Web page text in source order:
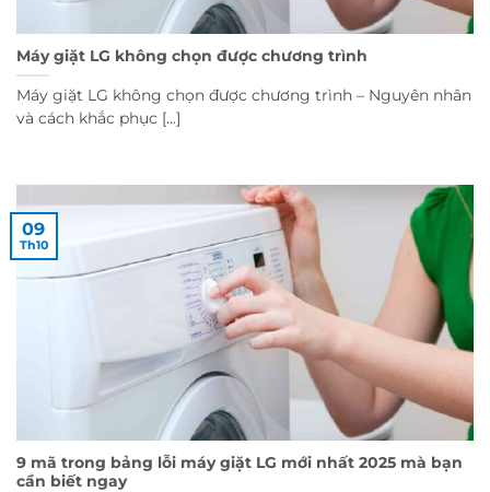
Máy giặt LG không chọn được chương trình
Máy giặt LG không chọn được chương trình – Nguyên nhân
và cách khắc phục [...]
9 mã trong bảng lỗi máy giặt LG mới nhất 2025 mà bạn
cần biết ngay
09
Th10